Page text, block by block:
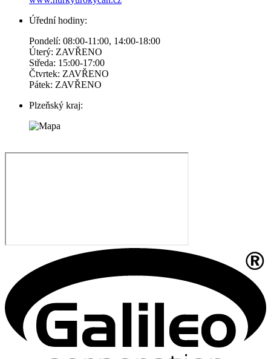
Úřední hodiny:
Pondelí: 08:00-11:00, 14:00-18:00
Úterý: ZAVŘENO
Středa: 15:00-17:00
Čtvrtek: ZAVŘENO
Pátek: ZAVŘENO
Plzeňský kraj: